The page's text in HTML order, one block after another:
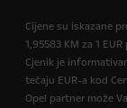
Cijene su iskazane
1,95583 KM za 1
Cjenik je
tečaju EUR-a kod
Opel partner može